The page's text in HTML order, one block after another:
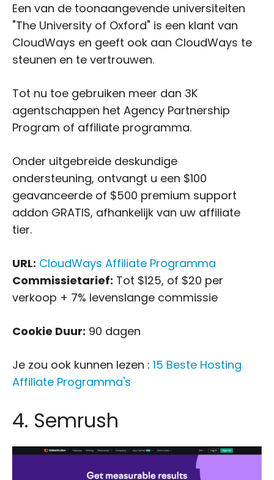
Een van de toonaangevende universiteiten
"The University of Oxford" is een klant van
CloudWays en geeft ook aan CloudWays te
steunen en te vertrouwen.
Tot nu toe gebruiken meer dan 3K
agentschappen het Agency Partnership
Program of affiliate programma.
Onder uitgebreide deskundige
ondersteuning, ontvangt u een $100
geavanceerde of $500 premium support
addon GRATIS, afhankelijk van uw affiliate
tier.
URL: CloudWays Affiliate Programma
Commissietarief: Tot $125, of $20 per
verkoop + 7% levenslange commissie
Cookie Duur: 90 dagen
Je zou ook kunnen lezen : 15 Beste Hosting
Affiliate Programma's
4. Semrush